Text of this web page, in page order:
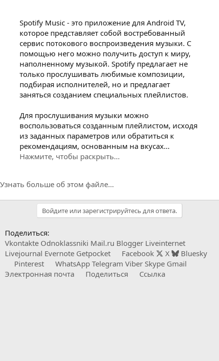
Spotify Music - это приложение для Android TV,
которое представляет собой востребованный
сервис потокового воспроизведения музыки. С
помощью него можно получить доступ к миру,
наполненному музыкой. Spotify предлагает не
только прослушивать любимые композиции,
подбирая исполнителей, но и предлагает
заняться созданием специальных плейлистов.
Для прослушивания музыки можно
воспользоваться созданным плейлистом, исходя
из заданных параметров или обратиться к
рекомендациям, основанным на вкусах...
Нажмите, чтобы раскрыть...
Узнать больше об этом файле...
Войдите или зарегистрируйтесь для ответа.
Поделиться:
Vkontakte Odnoklassniki Mail.ru Blogger Liveinternet
Livejournal Evernote Getpocket Facebook X
Bluesky
Pinterest
WhatsApp Telegram Viber Skype Gmail
Электронная почта
Поделиться Ссылка